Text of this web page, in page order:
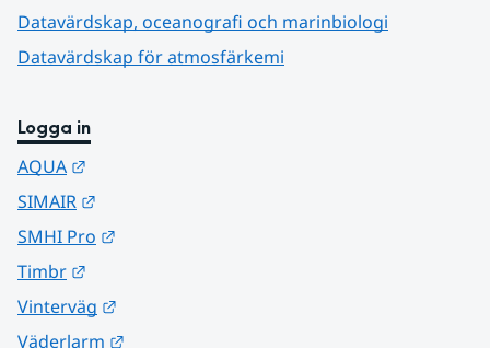
Datavärdskap, oceanografi och marinbiologi
Datavärdskap för atmosfärkemi
Logga in
AQUA
SIMAIR
SMHI Pro
Timbr
Vinterväg
Väderlarm